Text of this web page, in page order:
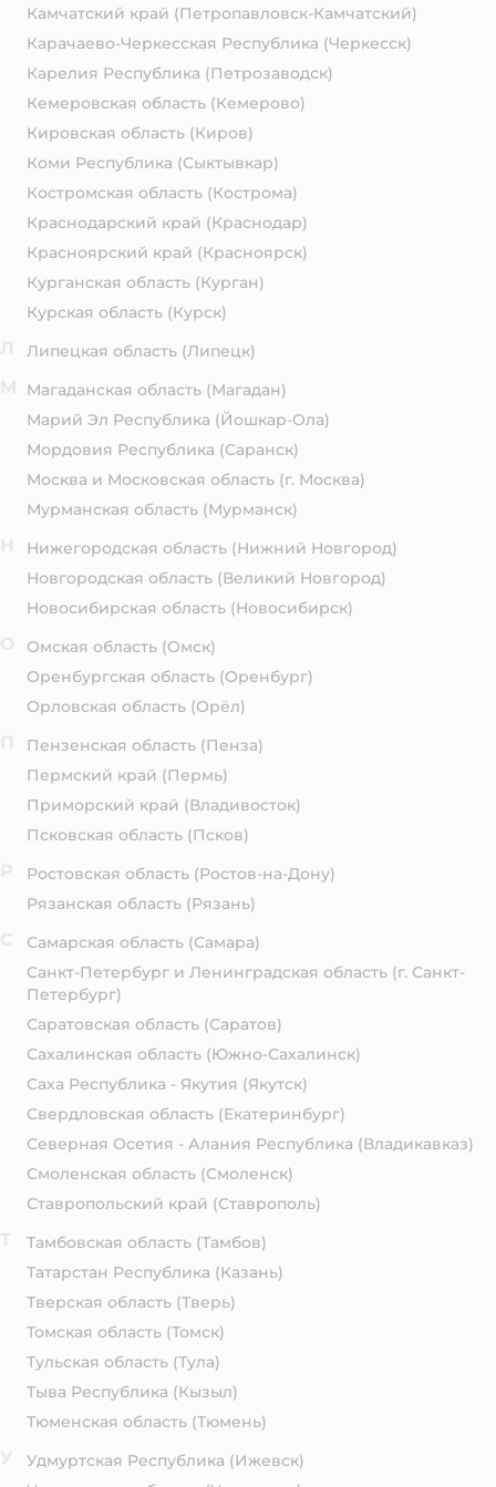
Камчатский край (Петропавловск-Камчатский)
Карачаево-Черкесская Республика (Черкесск)
Карелия Республика (Петрозаводск)
Кемеровская область (Кемерово)
Кировская область (Киров)
Коми Республика (Сыктывкар)
Костромская область (Кострома)
Краснодарский край (Краснодар)
Красноярский край (Красноярск)
Курганская область (Курган)
Курская область (Курск)
Липецкая область (Липецк)
Магаданская область (Магадан)
Марий Эл Республика (Йошкар-Ола)
Мордовия Республика (Саранск)
Москва и Московская область (г. Москва)
Мурманская область (Мурманск)
Нижегородская область (Нижний Новгород)
Новгородская область (Великий Новгород)
Новосибирская область (Новосибирск)
Омская область (Омск)
Оренбургская область (Оренбург)
Орловская область (Орёл)
Пензенская область (Пенза)
Пермский край (Пермь)
Приморский край (Владивосток)
Псковская область (Псков)
Ростовская область (Ростов-на-Дону)
Рязанская область (Рязань)
Самарская область (Самара)
Санкт-Петербург и Ленинградская область (г. Санкт-
Петербург)
Саратовская область (Саратов)
Сахалинская область (Южно-Сахалинск)
Саха Республика - Якутия (Якутск)
Свердловская область (Екатеринбург)
Северная Осетия - Алания Республика (Владикавказ)
Смоленская область (Смоленск)
Ставропольский край (Ставрополь)
Тамбовская область (Тамбов)
Татарстан Республика (Казань)
Тверская область (Тверь)
Томская область (Томск)
Тульская область (Тула)
Тыва Республика (Кызыл)
Тюменская область (Тюмень)
Удмуртская Республика (Ижевск)